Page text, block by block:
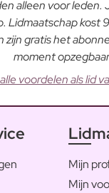
alleen voor leden.
Lidmaatschap
zijn gratis het
moment
voordelen als lid
Mijn
Mijn